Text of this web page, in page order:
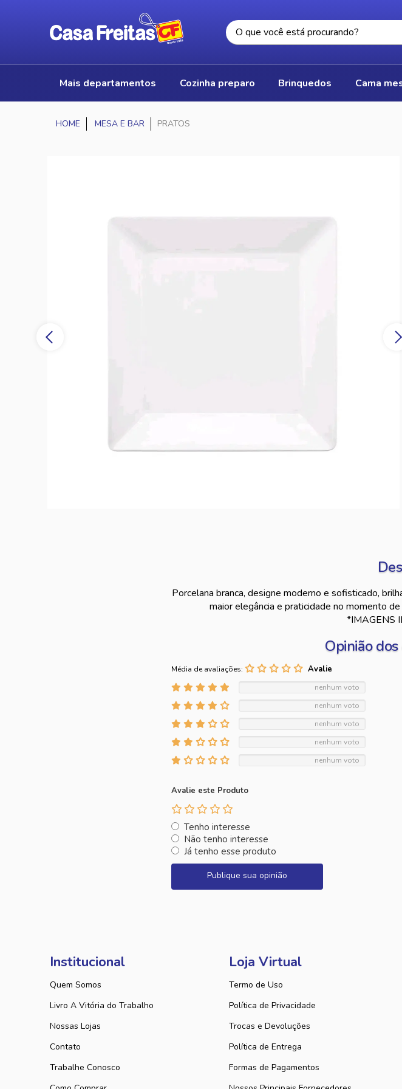
mais departamentos cozinha preparo brinquedos cama
MESA E BAR PRATOS
Porcelana branca, designe moderno e sofisticado,
maior elegância e praticidade no momento
*IMAGENS
Opinião
Média de avaliações:
nenhum voto
nenhum voto
nenhum voto
nenhum voto
nenhum voto
Avalie este Produto
Tenho interesse
Não tenho interesse
Já tenho esse produto
Publique sua opinião
Institucional
Quem Somos
Livro A Vitória do Trabalho
Nossas Lojas
Contato
Trabalhe Conosco
Loja Virtual
Termo de Uso
Política de Privacidade
Trocas e Devoluções
Política de Entrega
Formas de Pagamentos